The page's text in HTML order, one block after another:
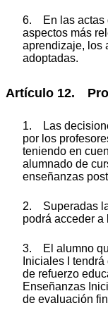
6. En las actas
aspectos más
aprendizaje, los
adoptadas.
Artículo 12.
1. Las
por los
teniendo en
alumnado de
enseñanzas
2. Superadas
podrá acceder a
3. El alumno
Iniciales I
de refuerzo
Enseñanzas
de evaluación